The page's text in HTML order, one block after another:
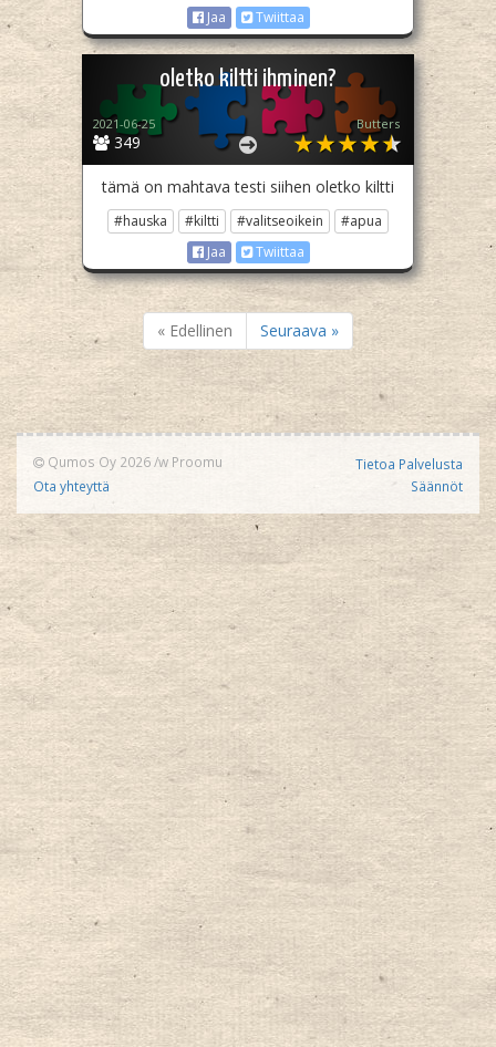
Jaa
Twiittaa
oletko kiltti ihminen?
349
2021-06-25 Butters
tämä on mahtava testi siihen oletko kiltti
#hauska #kiltti #valitseoikein
#apua
Jaa
Twiittaa
« Edellinen Seuraava »
Qumos Oy 2026/w Proomu
Ota yhteyttä
Tietoa Palvelusta
Säännöt